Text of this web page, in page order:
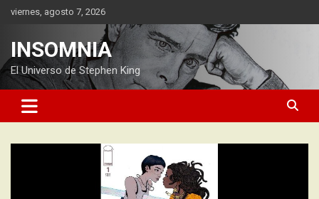
Saltarviernes, agosto 7, 2026
INSOMNIA
El Universo de Stephen King